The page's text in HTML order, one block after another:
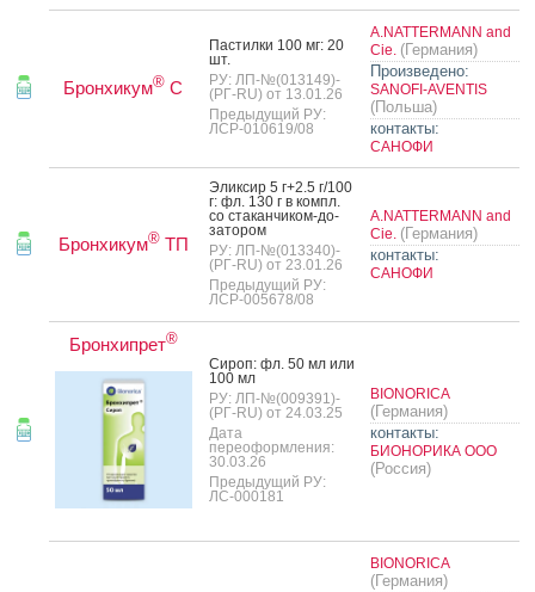
Бронхикум® С
Пас­тилки 100 мг: 20
шт.
РУ: ЛП-№(013149)-
(РГ-RU) от 13.01.26
Предыдущий РУ:
ЛСР-010619/08
A.NATTERMANN and
Cie. (Германия)
Произведено:
SANOFI-AVENTIS
(Польша)
контакты:
САНОФИ
Бронхикум®ТП
Элик­сир 5 г+2.5 г/100
г: фл. 130 г в компл.
со ста­кан­чи­ком-до­
зато­ром
РУ: ЛП-№(013340)-
(РГ-RU) от 23.01.26
Предыдущий РУ:
ЛСР-005678/08
A.NATTERMANN and
Cie. (Германия)
контакты:
САНОФИ
Бронхипрет®
Си­роп: фл. 50 мл или
100 мл
РУ: ЛП-№(009391)-
(РГ-RU) от 24.03.25
Дата
переоформления:
30.03.26
Предыдущий РУ:
ЛС-000181
BIONORICA
(Германия)
контакты:
БИОНОРИКА ООО
(Россия)
BIONORICA
(Германия)